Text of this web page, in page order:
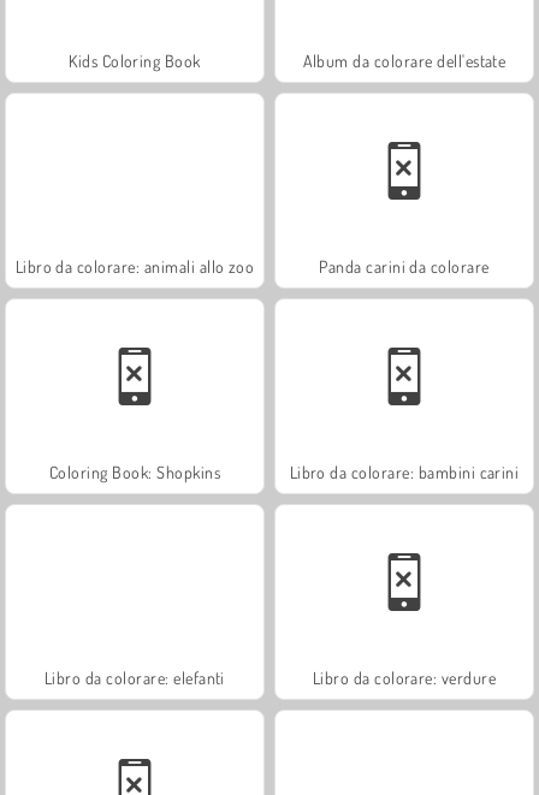
Kids Coloring Book Album da colorare dell'estate
Libro da colorare: animali allo zoo Panda carini da colorare
Coloring Book: Shopkins Libro da colorare: bambini carini
Libro da colorare: elefanti Libro da colorare: verdure